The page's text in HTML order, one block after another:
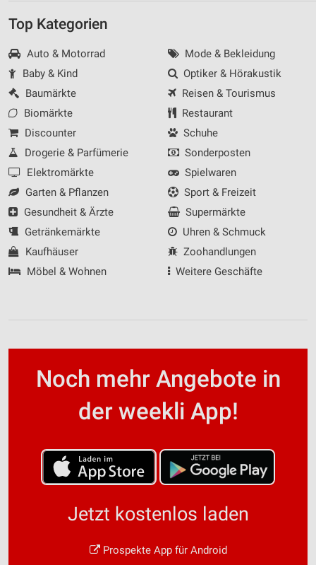
Top Kategorien
Auto & Motorrad
Baby & Kind
Baumärkte
Biomärkte
Discounter
Drogerie & Parfümerie
Elektromärkte
Garten & Pflanzen
Gesundheit & Ärzte
Getränkemärkte
Kaufhäuser
Möbel & Wohnen
Mode & Bekleidung
Optiker & Hörakustik
Reisen & Tourismus
Restaurant
Schuhe
Sonderposten
Spielwaren
Sport & Freizeit
Supermärkte
Uhren & Schmuck
Zoohandlungen
Weitere Geschäfte
Noch mehr Angebote in
der weekli App!
Jetzt kostenlos laden
Prospekte App für Android